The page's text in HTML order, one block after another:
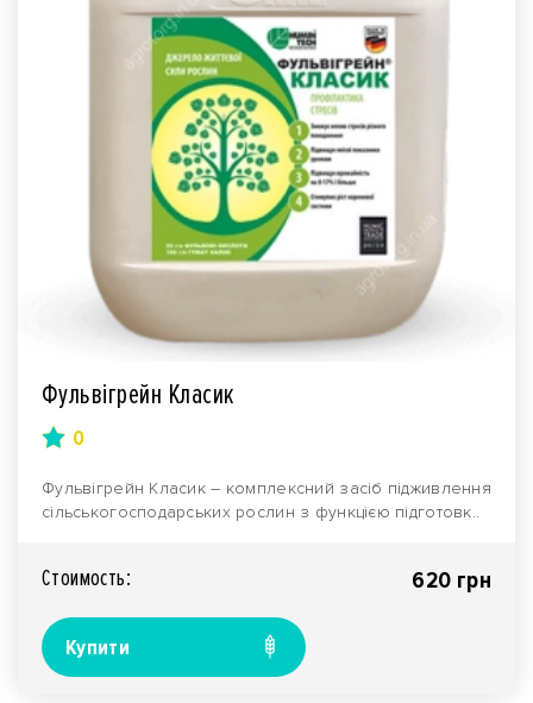
Фульвігрейн Класик
0
Фульвігрейн Класик – комплексний засіб підживлення
сільськогосподарських рослин з функцією підготовк..
Стоимость: 620 грн
Купити